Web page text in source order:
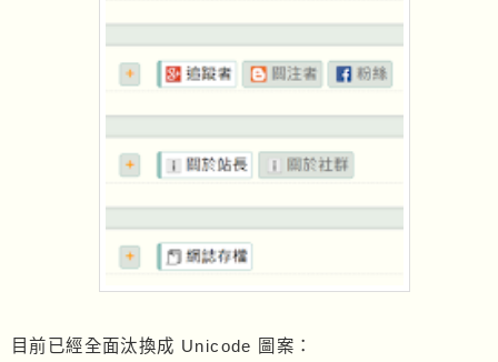
目前已經全面汰換成 Unicode 圖案：